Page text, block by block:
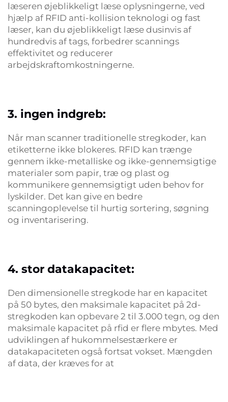
læseren øjeblikkeligt læse oplysningerne, ved
hjælp af RFID anti-kollision teknologi og fast
læser, kan du øjeblikkeligt læse dusinvis af
hundredvis af tags, forbedrer scannings
effektivitet og reducerer
arbejdskraftomkostningerne.
3. ingen indgreb:
Når man scanner traditionelle stregkoder, kan
etiketterne ikke blokeres. RFID kan trænge
gennem ikke-metalliske og ikke-gennemsigtige
materialer som papir, træ og plast og
kommunikere gennemsigtigt uden behov for
lyskilder. Det kan give en bedre
scanningoplevelse til hurtig sortering, søgning
og inventarisering.
4. stor datakapacitet:
Den dimensionelle stregkode har en kapacitet
på 50 bytes, den maksimale kapacitet på 2d-
stregkoden kan opbevare 2 til 3.000 tegn, og den
maksimale kapacitet på rfid er flere mbytes. Med
udviklingen af hukommelsestærkere er
datakapaciteten også fortsat vokset. Mængden
af data, der kræves for at